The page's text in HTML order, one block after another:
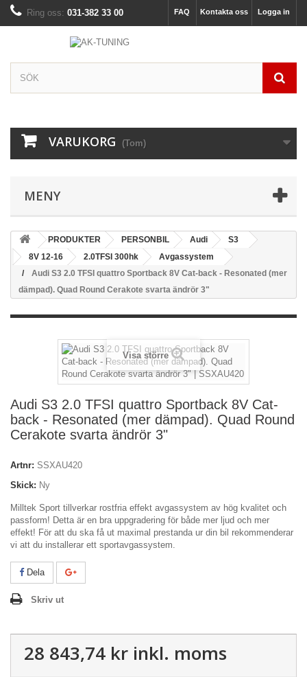
Logga in
Kontakta oss
FAQ
Ring oss: 031-382 33 00
VARUKORG (Tom)
MENY
PRODUKTER PERSONBIL Audi
S3
8V 12-16
2.0TFSI 300hk
Avgassystem
Audi S3 2.0 TFSI quattro Sportback 8V Cat-back - Resonated (mer
dämpad). Quad Round Cerakote svarta ändrör 3"
Visa större
Audi S3 2.0 TFSI quattro Sportback 8V Cat-
back - Resonated (mer dämpad). Quad Round
Cerakote svarta ändrör 3"
Artnr: SSXAU420
Skick: Ny
Milltek Sport tillverkar rostfria effekt avgassystem av hög kvalitet och
passform! Detta är en bra uppgradering för både mer ljud och mer
effekt! För att du ska få ut maximal prestanda ur din bil rekommenderar
vi att du installerar ett sportavgassystem.
Dela
Skriv ut
28 843,74 kr inkl. moms